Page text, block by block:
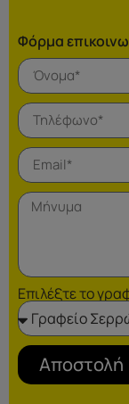
Φόρμα
Επιλέξτε το
Αποστολή